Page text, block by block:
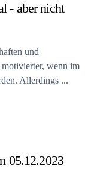
- aber nicht
und
motivierter, wenn im
Allerdings ...
05.12.2023